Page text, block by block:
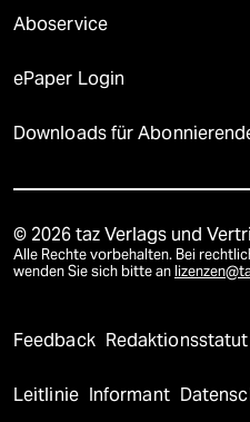
Aboservice
ePaper Login
Downloads für
© 2026 taz Verlags und
Alle Rechte vorbehalten. Bei
wenden Sie sich bitte an
Feedback Redaktionsstatut
Leitlinie Informant